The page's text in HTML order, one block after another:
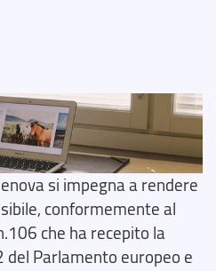
si impegna a rendere
conformemente al
che ha recepito la
Parlamento europeo e